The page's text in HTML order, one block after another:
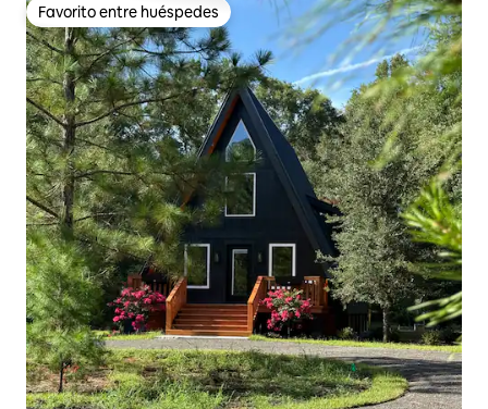
Favorito entre huéspedes
Favorito entre huéspedes